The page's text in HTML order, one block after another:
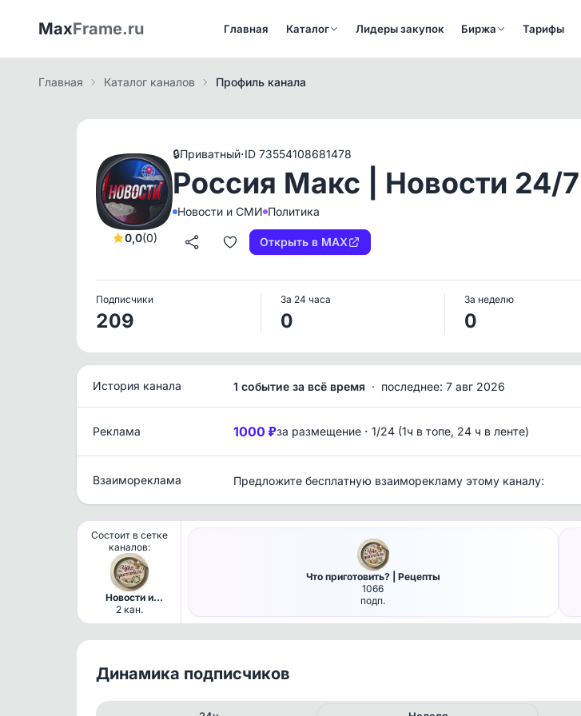
MaxFrame.ru Главная Каталог Лидеры закупок Биржа Тарифы
Главная Каталог каналов Профиль канала
0,0(0)
🔒Приватный·ID 73554108681478
Россия Макс | Новости 24/7
Новости и СМИ Политика
Открыть в MAX
Подписчики
209
За 24 часа
0
За неделю
0
История канала 1 событие за всё время · последнее: 7 авг 2026
Реклама 1000 ₽за размещение · 1/24 (1ч в топе, 24 ч в ленте)
Взаимореклама Предложите бесплатную взаиморекламу этому каналу:
Состоит в сетке
каналов:
Новости и
рецепты
2 кан.
Что приготовить? | Рецепты
1066
подп.
Динамика подписчиков